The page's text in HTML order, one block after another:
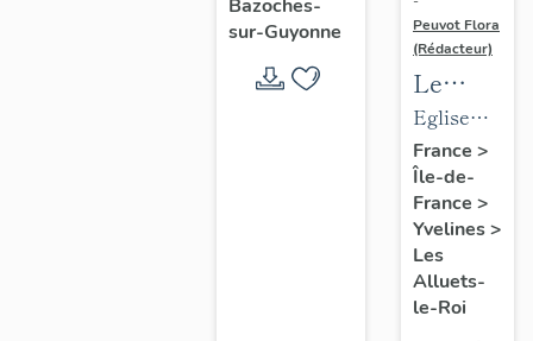
Bazoches-
sur-Guyonne
Peuvot Flora
(Rédacteur)
Le
mobilier
de
l'église
Saint-
Nicolas
Eglise
paroissiale
Saint-
Nicolas
France >
Île-de-
France >
Yvelines>
Les
Alluets-
le-Roi